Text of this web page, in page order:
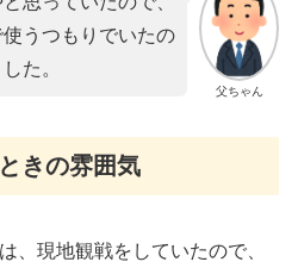
父ちゃん
うつもりでいたの
た。
きの雰囲気
、現地観戦をしていたので、